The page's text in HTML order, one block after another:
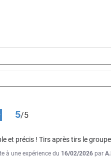
5/5
et précis ! Tirs après tirs le
à une expérience du 16/02/2026 par